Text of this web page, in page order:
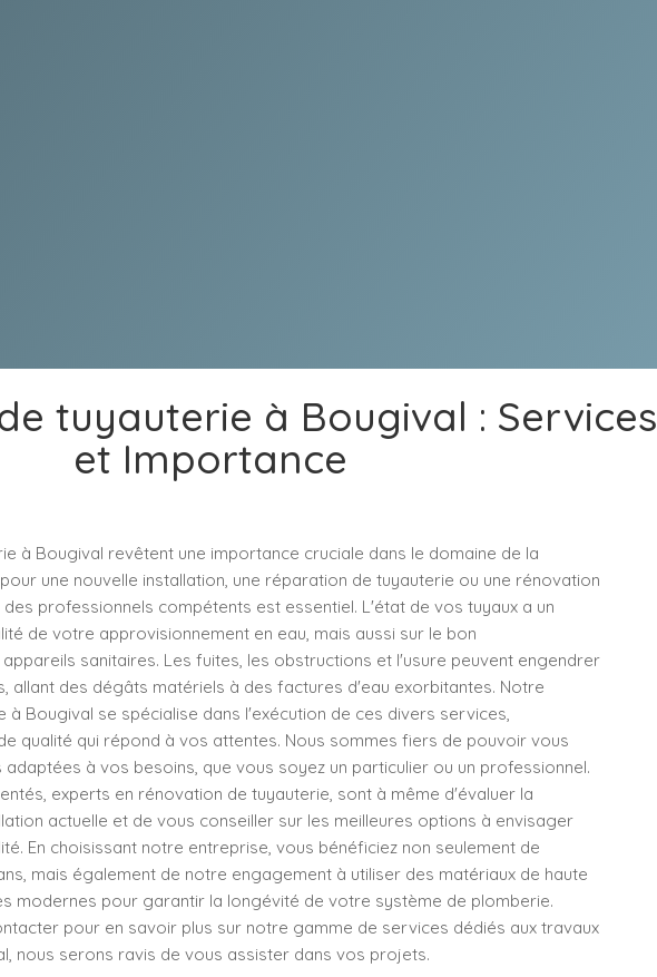
tuyauterie à Bougival : Services
et Importance
à Bougival revêtent une importance cruciale dans le domaine de la
une nouvelle installation, une réparation de tuyauterie ou une rénovation
professionnels compétents est essentiel. L'état de vos tuyaux a un
de votre approvisionnement en eau, mais aussi sur le bon
sanitaires. Les fuites, les obstructions et l'usure peuvent engendrer
allant des dégâts matériels à des factures d'eau exorbitantes. Notre
à Bougival se spécialise dans l'exécution de ces divers services,
qualité qui répond à vos attentes. Nous sommes fiers de pouvoir vous
à vos besoins, que vous soyez un particulier ou un professionnel.
experts en rénovation de tuyauterie, sont à même d'évaluer la
actuelle et de vous conseiller sur les meilleures options à envisager
En choisissant notre entreprise, vous bénéficiez non seulement de
mais également de notre engagement à utiliser des matériaux de haute
modernes pour garantir la longévité de votre système de plomberie.
pour en savoir plus sur notre gamme de services dédiés aux travaux
nous serons ravis de vous assister dans vos projets.